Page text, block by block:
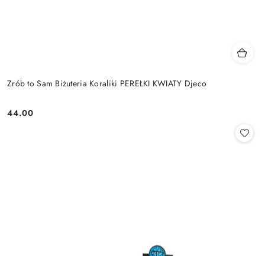
Zrób to Sam Biżuteria Koraliki PEREŁKI KWIATY Djeco
Cena:
44.00